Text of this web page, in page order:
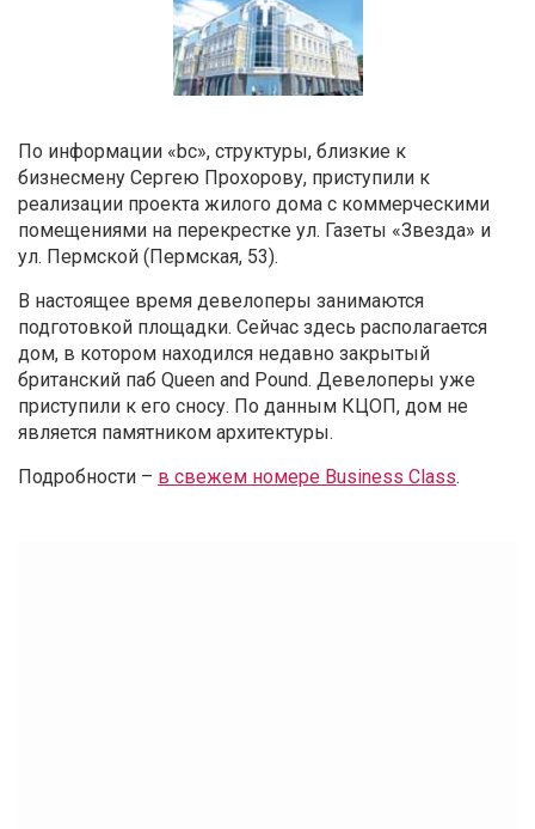
По информации «bc», структуры, близкие к
бизнесмену Сергею Прохорову, приступили к
реализации проекта жилого дома с коммерческими
помещениями на перекрестке ул. Газеты «Звезда» и
ул. Пермской (Пермская, 53).
В настоящее время девелоперы занимаются
подготовкой площадки. Сейчас здесь располагается
дом, в котором находился недавно закрытый
британский паб Queen and Pound. Девелоперы уже
приступили к его сносу. По данным КЦОП, дом не
является памятником архитектуры.
Подробности – в свежем номере Business Class.